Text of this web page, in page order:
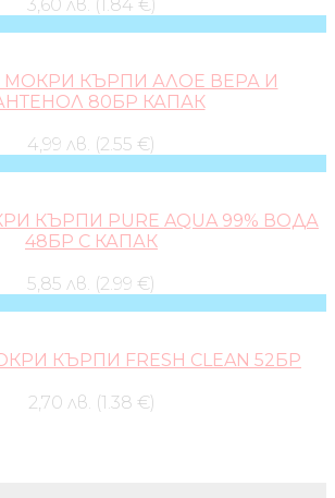
3,60 лв. (1.84 €)
КЪРПИ АЛОЕ ВЕРА И
80БР КАПАК
4,99 лв. (2.55 €)
КЪРПИ PURE AQUA 99% ВОДА
48БР С КАПАК
5,85 лв. (2.99 €)
КЪРПИ FRESH CLEAN 52БР
2,70 лв. (1.38 €)